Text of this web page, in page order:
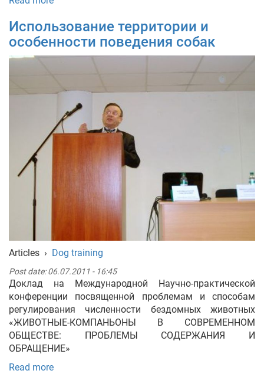
Использование территории и
особенности поведения собак
Articles › Dog training
Post date:06.07.2011 - 16:45
Доклад на Международной Научно-практической
конференции посвященной проблемам и способам
регулирования численности бездомных животных
«ЖИВОТНЫЕ-КОМПАНЬОНЫ В СОВРЕМЕННОМ
ОБЩЕСТВЕ: ПРОБЛЕМЫ СОДЕРЖАНИЯ И
ОБРАЩЕНИЕ»
Read more